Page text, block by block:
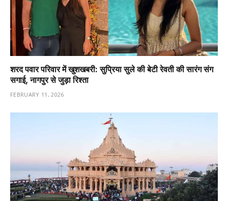
शरद पवार परिवार में खुशखबरी: सुप्रिया सुले की बेटी रेवती की सारंग संग
सगाई, नागपुर से जुड़ा रिश्ता
FEBRUARY 11, 2026